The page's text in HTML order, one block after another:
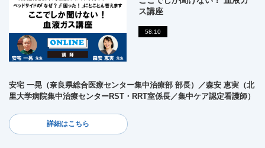
ス講座
58:10
安宅 一晃（奈良県総合医療センター集中治療部 部長）／森安 恵実（北
里大学病院集中治療センターRST・RRT室係長／集中ケア認定看護師）
詳細はこちら